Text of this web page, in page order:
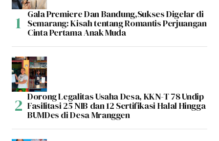
Gala Premiere Dan Bandung,Sukses Digelar di
Semarang: Kisah tentang Romantis Perjuangan
Cinta Pertama Anak Muda
Dorong Legalitas Usaha Desa, KKN-T 78 Undip
Fasilitasi 25 NIB dan 12 Sertifikasi Halal Hingga
BUMDes di Desa Mranggen